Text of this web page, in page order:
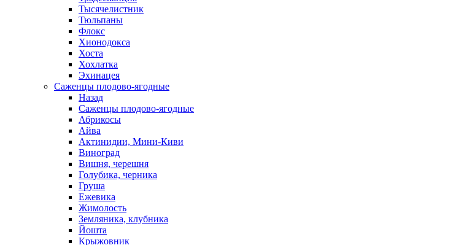
Тысячелистник
Тюльпаны
Флокс
Хионодокса
Хоста
Хохлатка
Эхинацея
Саженцы плодово-ягодные
Назад
Саженцы плодово-ягодные
Абрикосы
Айва
Актинидии, Мини-Киви
Виноград
Вишня, черешня
Голубика, черника
Груша
Ежевика
Жимолость
Земляника, клубника
Йошта
Крыжовник